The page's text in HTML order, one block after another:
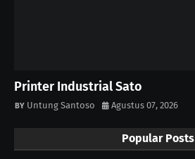
Printer Industrial Sato
Untung Santoso Agustus 07, 2026
Popular Posts